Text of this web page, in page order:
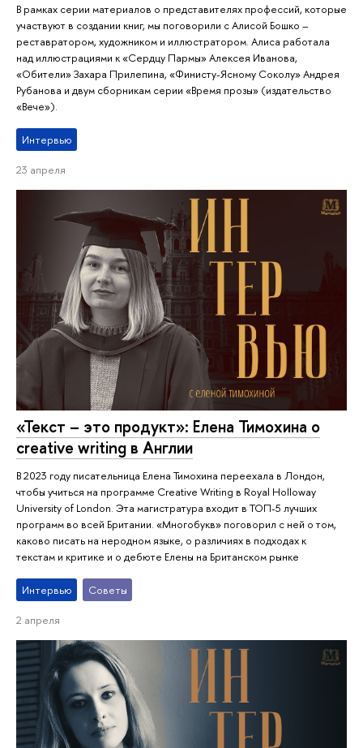
В рамках серии материалов о представителях профессий, которые
участвуют в создании книг, мы поговорили с Алисой Бошко –
реставратором, художником и иллюстратором. Алиса работала
над иллюстрациями к «Сердцу Пармы» Алексея Иванова,
«Обители» Захара Прилепина, «Финисту-Ясному Соколу» Андрея
Рубанова и двум сборникам серии «Время прозы» (издательство
«Вече»).
Интервью
23 апреля
«Текст – это продукт»: Елена Тимохина о
creative writing в Англии
В 2023 году писательница Елена Тимохина переехала в Лондон,
чтобы учиться на программе Creative Writing в Royal Holloway
University of London. Эта магистратура входит в ТОП-5 лучших
программ во всей Британии. «Многобукв» поговорил с ней о том,
каково писать на неродном языке, о различиях в подходах к
текстам и критике и о дебюте Елены на Британском рынке
Интервью Советы
2 апреля